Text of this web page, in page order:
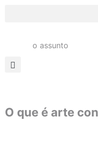
o assunto
O que é arte